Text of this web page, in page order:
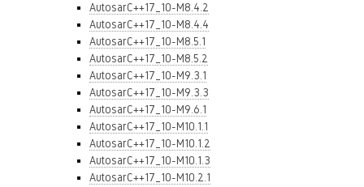
AutosarC++17_10-M8.4.2
AutosarC++17_10-M8.4.4
AutosarC++17_10-M8.5.1
AutosarC++17_10-M8.5.2
AutosarC++17_10-M9.3.1
AutosarC++17_10-M9.3.3
AutosarC++17_10-M9.6.1
AutosarC++17_10-M10.1.1
AutosarC++17_10-M10.1.2
AutosarC++17_10-M10.1.3
AutosarC++17_10-M10.2.1